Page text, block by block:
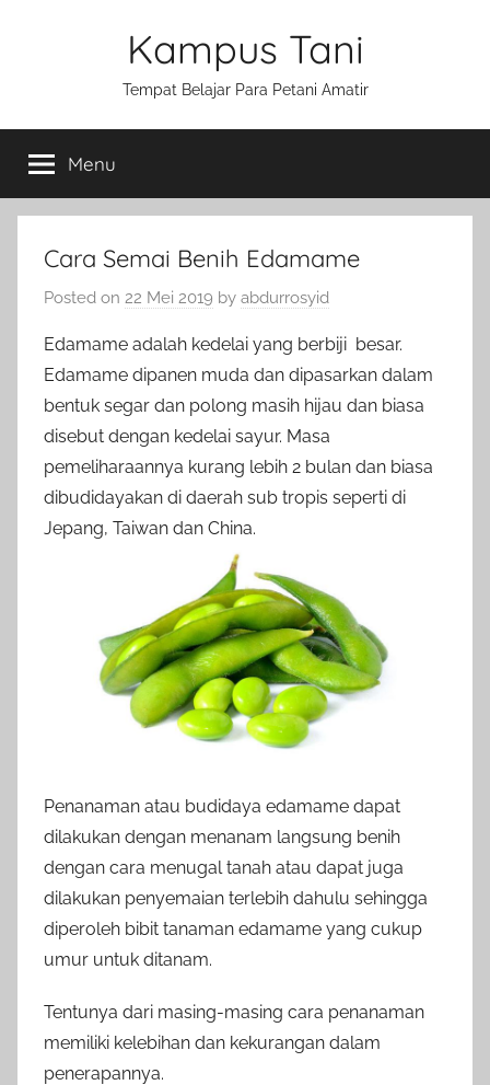
Kampus Tani
Tempat Belajar Para Petani Amatir
Menu
Cara Semai Benih Edamame
Posted on 22 Mei 2019 by abdurrosyid
Edamame adalah kedelai yang berbiji besar.
Edamame dipanen muda dan dipasarkan dalam
bentuk segar dan polong masih hijau dan biasa
disebut dengan kedelai sayur. Masa
pemeliharaannya kurang lebih 2 bulan dan biasa
dibudidayakan di daerah sub tropis seperti di
Jepang, Taiwan dan China.
Penanaman atau budidaya edamame dapat
dilakukan dengan menanam langsung benih
dengan cara menugal tanah atau dapat juga
dilakukan penyemaian terlebih dahulu sehingga
diperoleh bibit tanaman edamame yang cukup
umur untuk ditanam.
Tentunya dari masing-masing cara penanaman
memiliki kelebihan dan kekurangan dalam
penerapannya.